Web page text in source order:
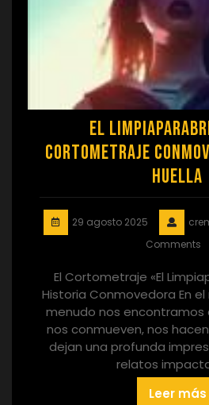
El
Cortometraje
Huella
29 agosto 2025
Comments
El Cortometraje «El
Historia Conmovedora En
menudo nos encontramos
nos conmueven, nos
dejan una profunda
relatos
Leer más